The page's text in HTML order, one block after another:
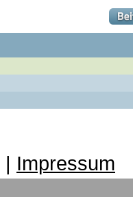
| Impressum